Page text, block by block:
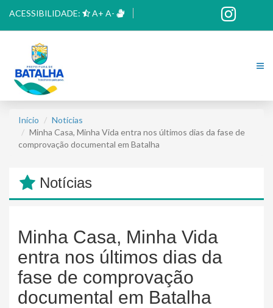
ACESSIBILIDADE: A+ A-
Início
Notícias
Minha Casa, Minha Vida entra nos últimos dias da fase de
comprovação documental em Batalha
Notícias
Minha Casa, Minha Vida
entra nos últimos dias da
fase de comprovação
documental em Batalha